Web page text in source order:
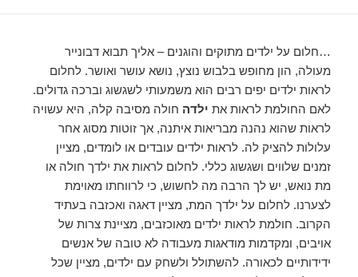
…חלום על ילדים מתוקים והוגנים – אליך תבוא דבונייר
מעולה, הון מחופש בלבוש נוצץ, נושא עושר ואושר. לחלום
לראות ילדים יפים רבים הוא משמעותי לשגשוג וברכה גדולים.
לאם החולמת לראות את ילדה חולה מסיבה קלה, היא עשויה
לראות שהוא נהנה מבריאות איתנה, אך זוטות מסוג אחר
עלולות להציק לה. לראות ילדים עובדים או לומדים, מציין
זמנים שלווים ושגשוג כללי. לחלום לראות את ילדך חולה או
מת נואש, יש לך הרבה מה לחשוש, כי לרווחתו מאוימת
לצערנו. לחלום על ילדך המת, מציין דאגה ואכזבה בעתיד
הקרוב. חולמת לראות ילדים מאוכזבים, מציינת צרות של
אויבים, ומקדמות מודאגות מעבודה לא טובה של אנשים
ידידותיים לכאורה. להשתולל ולשחק עם ילדים, מציין שכל